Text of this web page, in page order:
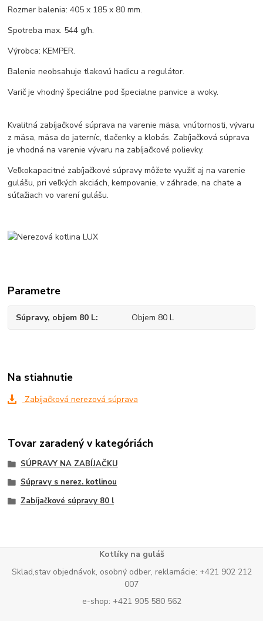
Rozmer balenia: 405 x 185 x 80 mm.
Spotreba max. 544 g/h.
Výrobca: KEMPER.
Balenie neobsahuje tlakovú hadicu a regulátor.
Varič je vhodný špeciálne pod špecialne panvice a woky.
Kvalitná zabíjačkové súprava na varenie mäsa, vnútornosti, vývaru
z mäsa, mäsa do jaterníc, tlačenky a klobás. Zabíjačková súprava
je vhodná na varenie vývaru na zabíjačkové polievky.
Veľkokapacitné zabíjačkové súpravy môžete využiť aj na varenie
gulášu, pri veľkých akciách, kempovanie, v záhrade, na chate a
súťažiach vo varení gulášu.
Parametre
Súpravy, objem 80 L Objem 80 L
Na stiahnutie
Zabíjačková nerezová súprava
Tovar zaradený v kategóriách
SÚPRAVY NA ZABÍJAČKU
Súpravy s nerez. kotlinou
Zabíjačkové súpravy 80 l
Kotlíky na guláš
Sklad,stav objednávok, osobný odber, reklamácie: +421 902 212
007
e-shop: +421 905 580 562